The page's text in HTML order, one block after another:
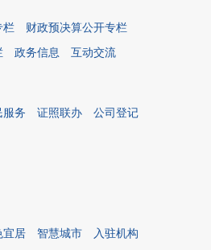
栏
财政预决算公开专栏
政务信息 互动交流
服务 证照联办
公司登记
宜居 智慧城市 入驻机构